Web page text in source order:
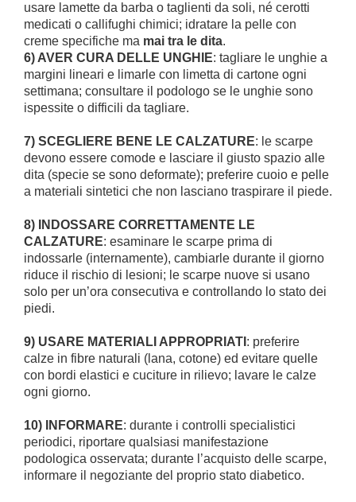
usare lamette da barba o taglienti da soli, né cerotti
medicati o callifughi chimici; idratare la pelle con
creme specifiche ma mai tra le dita.
6) AVER CURA DELLE UNGHIE: tagliare le unghie a
margini lineari e limarle con limetta di cartone ogni
settimana; consultare il podologo se le unghie sono
ispessite o difficili da tagliare.
7) SCEGLIERE BENE LE CALZATURE: le scarpe
devono essere comode e lasciare il giusto spazio alle
dita (specie se sono deformate); preferire cuoio e pelle
a materiali sintetici che non lasciano traspirare il piede.
8) INDOSSARE CORRETTAMENTE LE
CALZATURE: esaminare le scarpe prima di
indossarle (internamente), cambiarle durante il giorno
riduce il rischio di lesioni; le scarpe nuove si usano
solo per un’ora consecutiva e controllando lo stato dei
piedi.
9) USARE MATERIALI APPROPRIATI : preferire
calze in fibre naturali (lana, cotone) ed evitare quelle
con bordi elastici e cuciture in rilievo; lavare le calze
ogni giorno.
10) INFORMARE: durante i controlli specialistici
periodici, riportare qualsiasi manifestazione
podologica osservata; durante l’acquisto delle scarpe,
informare il negoziante del proprio stato diabetico.